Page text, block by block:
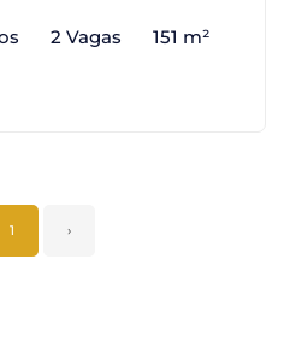
2 Vagas 151 m²
1 ›